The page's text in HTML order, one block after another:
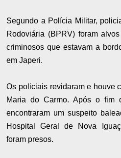
Segundo a Polícia Militar,
Rodoviária (BPRV) foram
criminosos que estavam a
em Japeri.
Os policiais revidaram e houve
Maria do Carmo. Após o fim
encontraram um suspeito
Hospital Geral de Nova
foram presos.